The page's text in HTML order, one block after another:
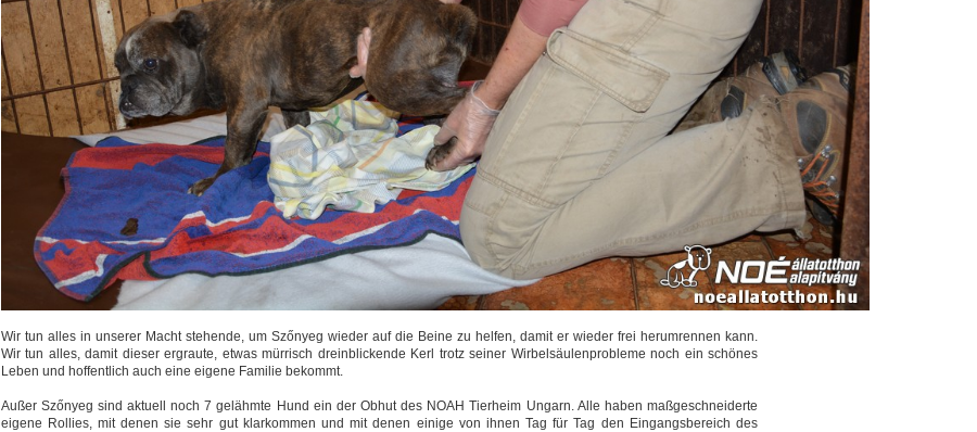
Wir tun alles in unserer Macht stehende, um Szőnyeg wieder auf die Beine zu helfen, damit er wieder frei herumrennen kann.
Wir tun alles, damit dieser ergraute, etwas mürrisch dreinblickende Kerl trotz seiner Wirbelsäulenprobleme noch ein schönes
Leben und hoffentlich auch eine eigene Familie bekommt.
Außer Szőnyeg sind aktuell noch 7 gelähmte Hund ein der Obhut des NOAH Tierheim Ungarn. Alle haben maßgeschneiderte
eigene Rollies, mit denen sie sehr gut klarkommen und mit denen einige von ihnen Tag für Tag den Eingangsbereich des